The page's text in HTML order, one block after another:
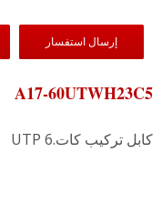
إرسال استفسار
A17-60UTWH23C5
كابل تركيب كات.6 UTP